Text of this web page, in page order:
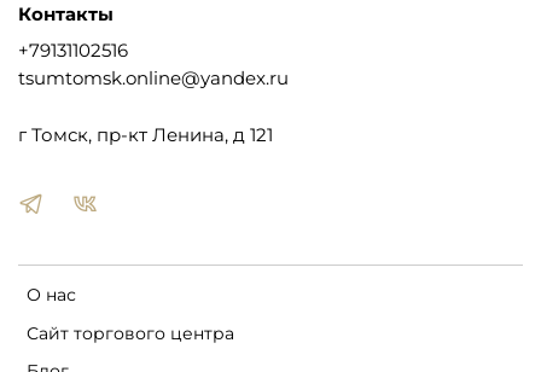
О нас
Сайт торгового центра
Контакты
+79131102516
tsumtomsk.online@yandex.ru
г Томск, пр-кт Ленина, д 121